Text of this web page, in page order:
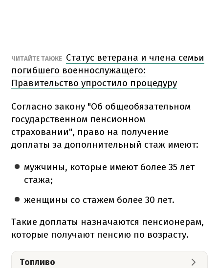
ЧИТАЙТЕ ТАКЖЕ Статус ветерана и члена семьи
погибшего военнослужащего:
Правительство упростило процедуру
Согласно закону "Об общеобязательном
государственном пенсионном
страховании", право на получение
доплаты за дополнительный стаж имеют:
мужчины, которые имеют более 35 лет
стажа;
женщины со стажем более 30 лет.
Такие доплаты назначаются пенсионерам,
которые получают пенсию по возрасту.
Топливо